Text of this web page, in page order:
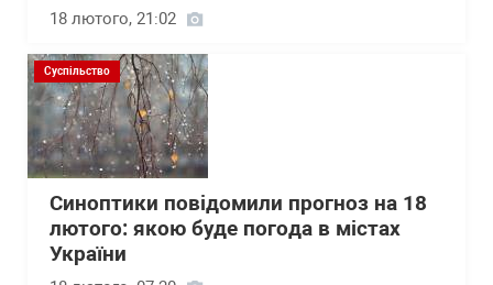
18 лютого, 21:02
Суспільство
Синоптики повідомили прогноз на 18
лютого: якою буде погода в містах
України